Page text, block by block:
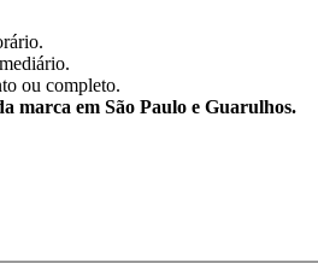
ou completo.
marca em São Paulo e Guarulhos.